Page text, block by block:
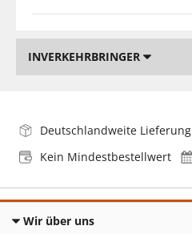
INVERKEHRBRINGER
Deutschlandweite Lieferung
Kein Mindestbestellwert
Wir über uns